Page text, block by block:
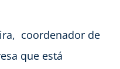
coordenador de
que está